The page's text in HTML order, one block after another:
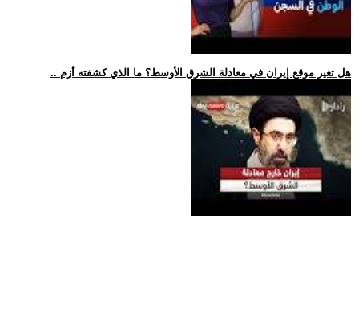
.. هل تغير موقع إيران في معادلة الشرق الأوسط؟ ما الذي كشفته أزم